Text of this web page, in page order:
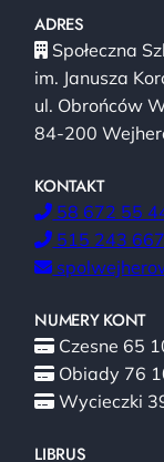
ADRES
Społeczna
im. Janusza
ul. Obrońców
84-200
KONTAKT
58 672 55
515 243 667
NUMERY KONT
Czesne 65
Obiady 76
Wycieczki
LIBRUS